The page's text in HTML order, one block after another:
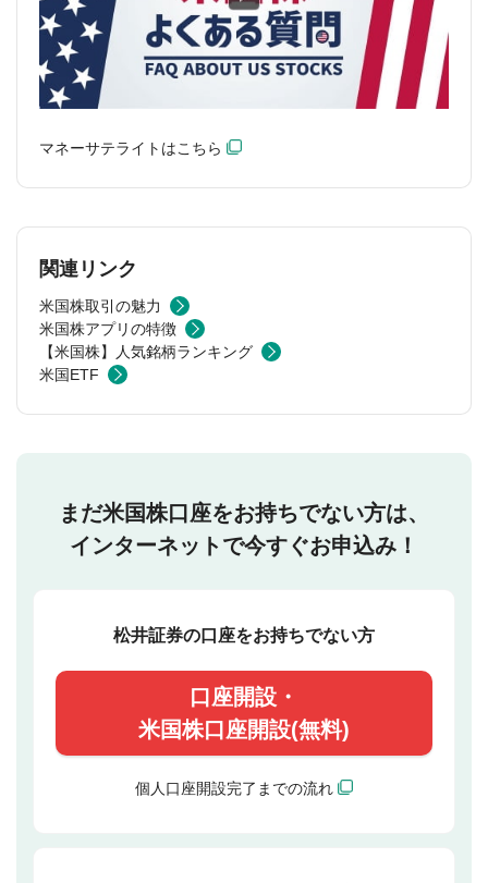
マネーサテライトはこちら
関連リンク
米国株取引の魅力
米国株アプリの特徴
【米国株】人気銘柄ランキング
米国ETF
まだ米国株口座をお持ちでない方は、
インターネットで今すぐお申込み！
松井証券の口座をお持ちでない方
口座開設・
米国株口座開設(無料)
個人口座開設完了までの流れ